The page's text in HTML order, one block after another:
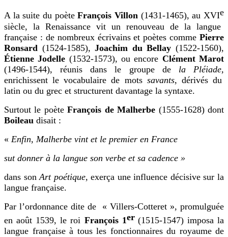
A la suite du poèteFrançois Villon (1431-1465), au XVIe
siècle, la Renaissance vit un renouveau de la langue
française : de nombreux écrivains et poètes comme Pierre
Ronsard (1524-1585),Joachim du Bellay (1522-1560),
Étienne Jodelle (1532-1573), ou encore Clément Marot
(1496-1544), réunis dans le groupe de la Pléiade,
enrichissent le vocabulaire de mots savants, dérivés du
latin ou du grec et structurent davantage la syntaxe.
Surtout le poèteFrançois de Malherbe (1555-1628) dont
Boileau disait :
« Enfin, Malherbe vint et le premier en France
sut donner à la langue son verbe et sa cadence »
dans sonArt poétique,exerça une influence décisive sur la
langue française.
Par l’ordonnance dite de « Villers-Cotteret », promulguée
en août 1539, le roi François 1er (1515-1547) imposa la
langue française à tous les fonctionnaires du royaume de